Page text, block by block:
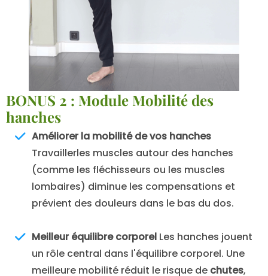
BONUS 2 : Module Mobilité des
hanches
Améliorer la mobilité de vos hanches
Travaillerles muscles autour des hanches
(comme les fléchisseurs ou les muscles
lombaires) diminue les compensations et
prévient des douleurs dans le bas du dos.
Meilleur équilibre corporel Les hanches jouent
un rôle central dans l'équilibre corporel. Une
meilleure mobilité réduit le risque de chutes,